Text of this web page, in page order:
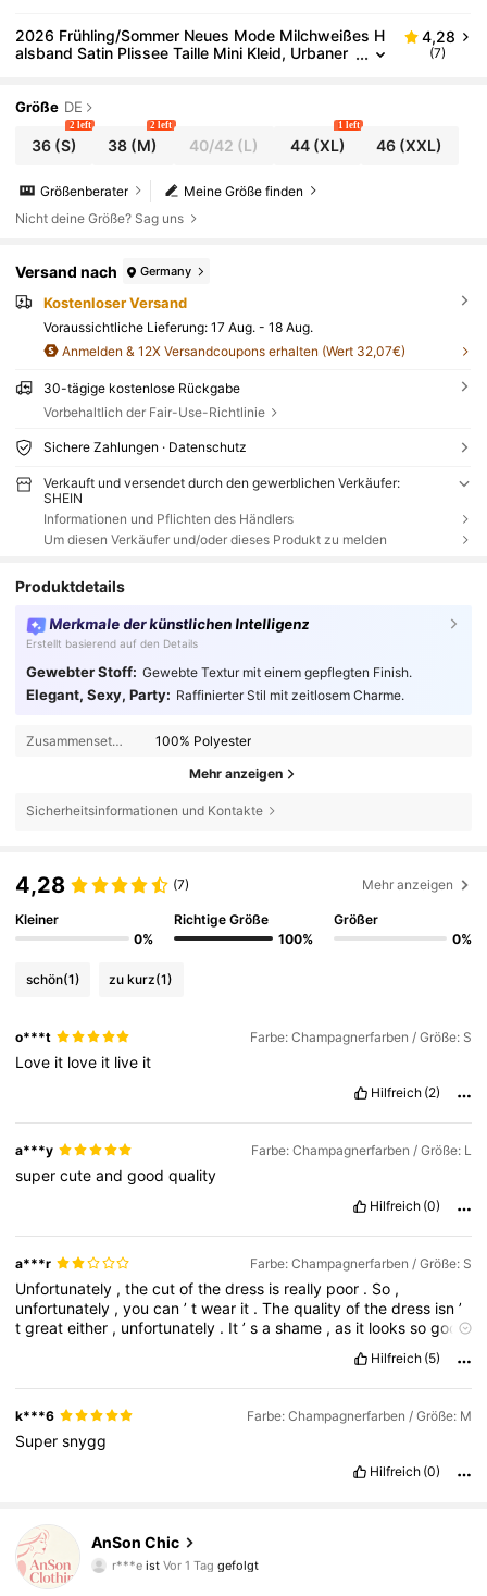
2026 Frühling/Sommer Neues Mode Milchweißes H
alsband Satin Plissee Taille Mini Kleid, Urbaner
für Party, Strand, Y2K Streetwear, Hochzeit, Geburt
stag, Abschluss, Abschlussball
4,28
(7)
Größe DE
36(S)
2 left
38 (M)
2 left
40/42 (L) 44(XL)
1 left
46 (XXL)
Meine Größe finden
Größenberater
Nicht deine Größe? Sag uns
Versand nach Germany
Kostenloser Versand
Voraussichtliche Lieferung: 17 Aug. - 18 Aug.
Anmelden & 12X Versandcoupons erhalten (Wert 32,07€)
30-tägige kostenlose Rückgabe
Vorbehaltlich der Fair-Use-Richtlinie
Sichere Zahlungen · Datenschutz
Verkauft und versendet durch den gewerblichen Verkäufer:
SHEIN
Informationen und Pflichten des Händlers
Um diesen Verkäufer und/oder dieses Produkt zu melden
Produktdetails
Merkmale der künstlichen Intelligenz
Erstellt basierend auf den Details
Gewebter Stoff: Gewebte Textur mit einem gepflegten Finish.
Elegant, Sexy, Party: Raffinierter Stil mit zeitlosem Charme.
Zusammensetzung: 100% Polyester
Mehr anzeigen
Sicherheitsinformationen und Kontakte
4,28 (7) Mehr anzeigen
Kleiner
0%
Richtige Größe
100%
Größer
0%
schön(1) zu kurz(1)
o***t Farbe: Champagnerfarben / Größe: S
Love it love it live it
Hilfreich (2)
a***y Farbe: Champagnerfarben / Größe: L
supercuteandgoodquality
Hilfreich (0)
a***r Farbe: Champagnerfarben / Größe: S
Unfortunately ,thecutofthedress is really poor . So ,
unfortunately ,youcan’twear it .Thequalityofthedress isn’
tgreateither , unfortunately . It’sashame ,as it lookssogood
Hilfreich (5)
k***6 Farbe: Champagnerfarben / Größe: M
Supersnygg
Hilfreich (0)
AnSon Chic
r***eist Vor 1 Tag gefolgt